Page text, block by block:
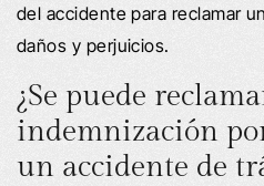
del accidente para reclamar
daños y perjuicios.
¿Se puede
indemnización
un accidente de